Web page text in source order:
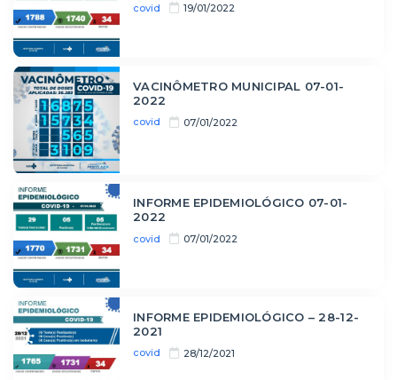
covid 19/01/2022
covid 07/01/2022
VACINÔMETRO MUNICIPAL 07-01-
2022
covid 07/01/2022
INFORME EPIDEMIOLÓGICO 07-01-
2022
covid 28/12/2021
INFORME EPIDEMIOLÓGICO – 28-12-
2021